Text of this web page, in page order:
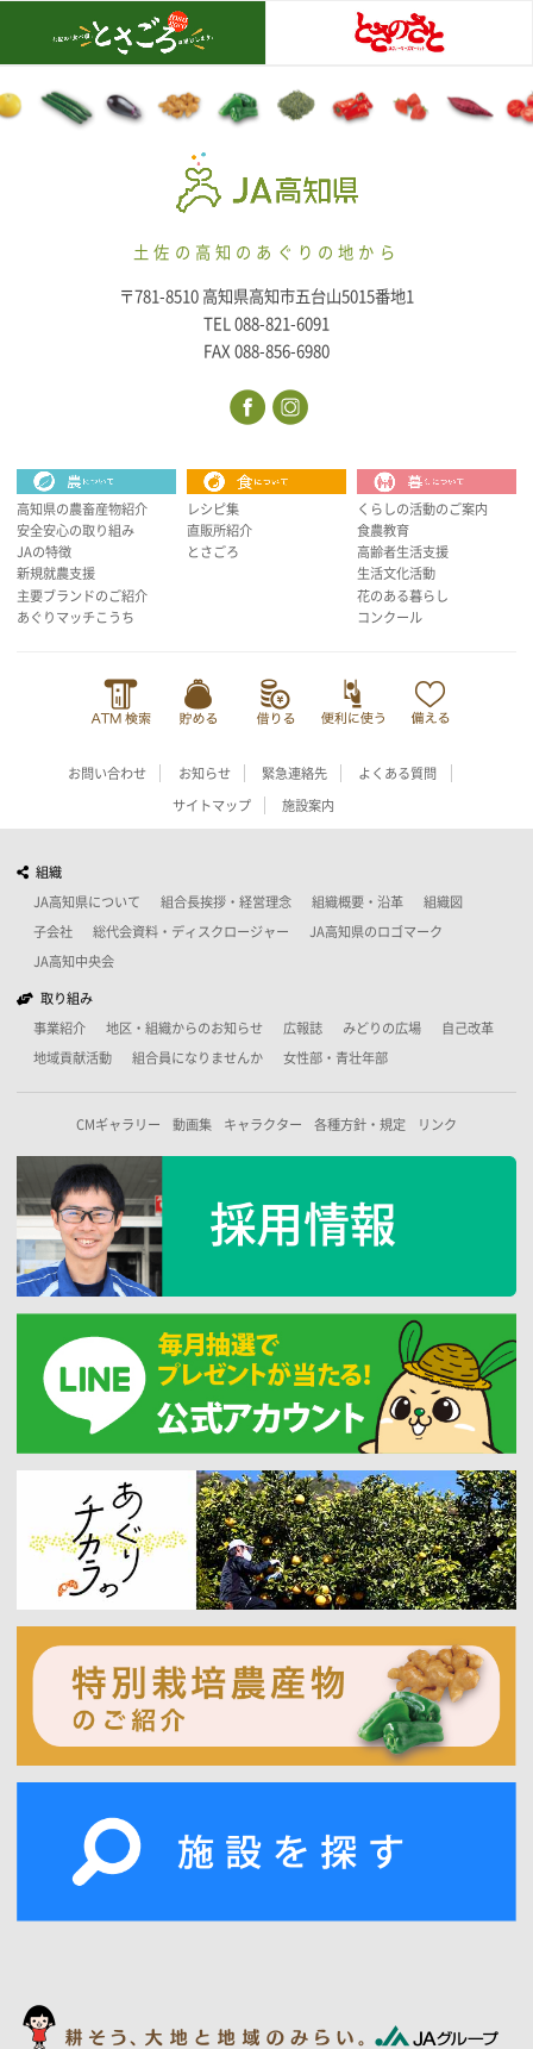
土佐の高知のあぐりの地から
〒781-8510 高知県高知市五台山5015番地1
TEL 088-821-6091
FAX 088-856-6980
高知県の農畜産物紹介
安全安心の取り組み
JAの特徴
新規就農支援
主要ブランドのご紹介
あぐりマッチこうち
レシピ集
直販所紹介
とさごろ
くらしの活動のご案内
食農教育
高齢者生活支援
生活文化活動
花のある暮らし
コンクール
お問い合わせ お知らせ 緊急連絡先 よくある質問
サイトマップ 施設案内
組織
JA高知県について 組合長挨拶・経営理念 組織概要・沿革 組織図
子会社 総代会資料・ディスクロージャー JA高知県のロゴマーク
JA高知中央会
取り組み
事業紹介 地区・組織からのお知らせ 広報誌 みどりの広場 自己改革
地域貢献活動 組合員になりませんか 女性部・青壮年部
CMギャラリー 動画集 キャラクター 各種方針・規定 リンク